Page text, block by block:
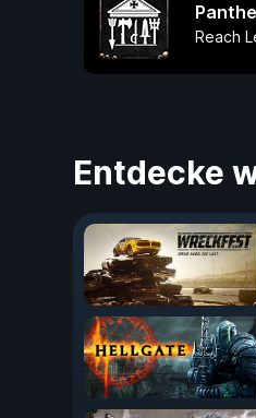
Reach
Entdecke